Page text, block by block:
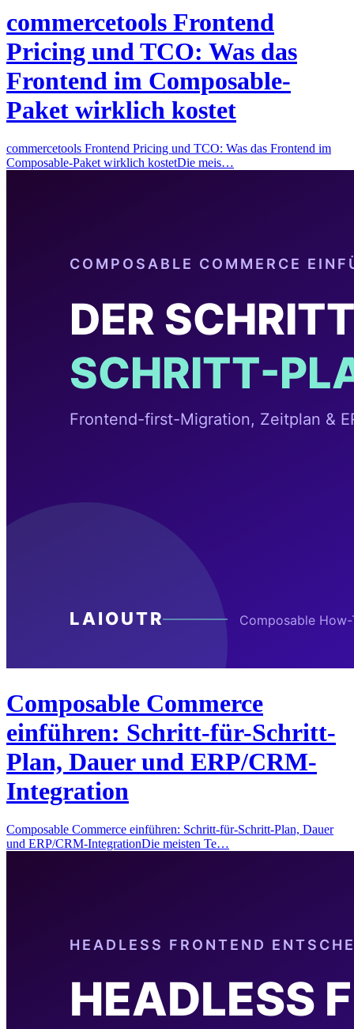
commercetools Frontend
Pricing und TCO: Was das
Frontend im Composable-
Paket wirklich kostet
commercetools Frontend Pricing und TCO: Was das Frontend im
Composable-Paket wirklich kostetDie meis…
Composable Commerce
einführen: Schritt-für-Schritt-
Plan, Dauer und ERP/CRM-
Integration
Composable Commerce einführen: Schritt-für-Schritt-Plan, Dauer
und ERP/CRM-IntegrationDie meisten Te…